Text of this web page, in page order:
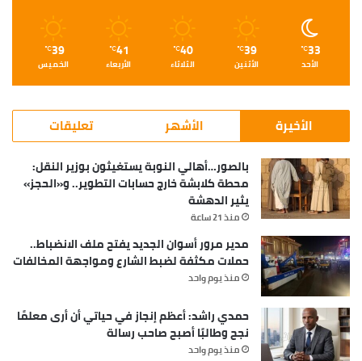
33
℃
الأحد
39
℃
الأثنين
40
℃
الثلاثاء
41
℃
الأربعاء
39
℃
الخميس
الأخيرة الأشهر تعليقات
بالصور…أهالي النوبة يستغيثون بوزير النقل:
محطة كلابشة خارج حسابات التطوير.. و«الحجز»
يثير الدهشة
منذ 21 ساعة
مدير مرور أسوان الجديد يفتح ملف الانضباط..
حملات مكثفة لضبط الشارع ومواجهة المخالفات
منذ يوم واحد
حمدي راشد: أعظم إنجاز في حياتي أن أرى معلمًا
نجح وطالبًا أصبح صاحب رسالة
منذ يوم واحد